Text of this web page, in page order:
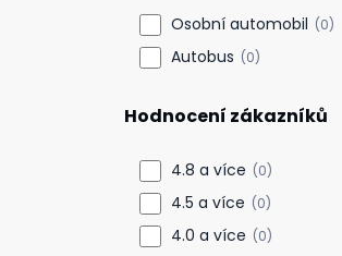
Osobní automobil (0)
Autobus (0)
Hodnocení zákazníků
4.8 a více (0)
4.5 a více (0)
4.0 a více (0)